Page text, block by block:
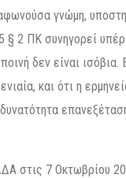
γνώμη,
2 ΠΚ συνηγορεί
δεν είναι
και ότι η
στις 7 Οκτωβρίου